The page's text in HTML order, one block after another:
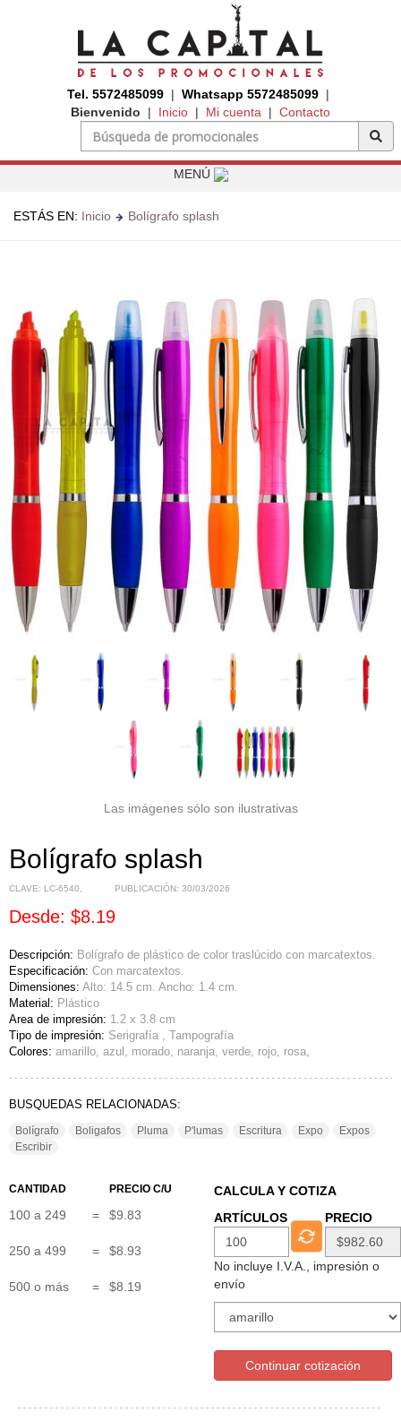
Tel. 5572485099 |Whatsapp 5572485099 |
Bienvenido | Inicio| Mi cuenta | Contacto
MENÚ
ESTÁS EN: Inicio Bolígrafo splash
Las imágenes sólo son ilustrativas
Bolígrafo splash
CLAVE: LC-6540 PUBLICACIÓN: 30/03/2026
Desde: $8.19
Descripción: Bolígrafo de plástico de color traslúcido con marcatextos.
Especificación: Con marcatextos.
Dimensiones: Alto: 14.5 cm. Ancho: 1.4 cm.
Material: Plástico
Area de impresión: 1.2 x 3.8 cm
Tipo de impresión: Serigrafía , Tampografía
Colores: amarillo, azul, morado, naranja, verde, rojo, rosa,
BUSQUEDAS RELACIONADAS:
Bolígrafo Boligafos Pluma P'lumas Escritura Expo
Expos
Escribir
CANTIDAD PRECIO C/U
100 a 249 = $9.83
250 a 499 = $8.93
500 o más = $8.19
CALCULA Y COTIZA
ARTÍCULOS
PRECIO
No incluye I.V.A., impresión o
envío
Continuar cotización